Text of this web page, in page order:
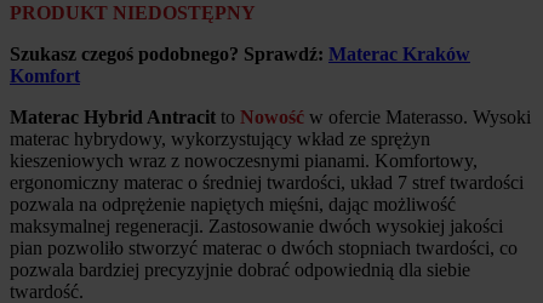
PRODUKT NIEDOSTĘPNY
Szukasz czegoś podobnego? Sprawdź: Materac Kraków
Komfort
Materac Hybrid Antracit to Nowość w ofercie Materasso. Wysoki
materac hybrydowy, wykorzystujący wkład ze sprężyn
kieszeniowych wraz z nowoczesnymi pianami. Komfortowy,
ergonomiczny materac o średniej twardości, układ 7 stref twardości
pozwala na odprężenie napiętych mięśni, dając możliwość
maksymalnej regeneracji. Zastosowanie dwóch wysokiej jakości
pian pozwoliło stworzyć materac o dwóch stopniach twardości, co
pozwala bardziej precyzyjnie dobrać odpowiednią dla siebie
twardość.